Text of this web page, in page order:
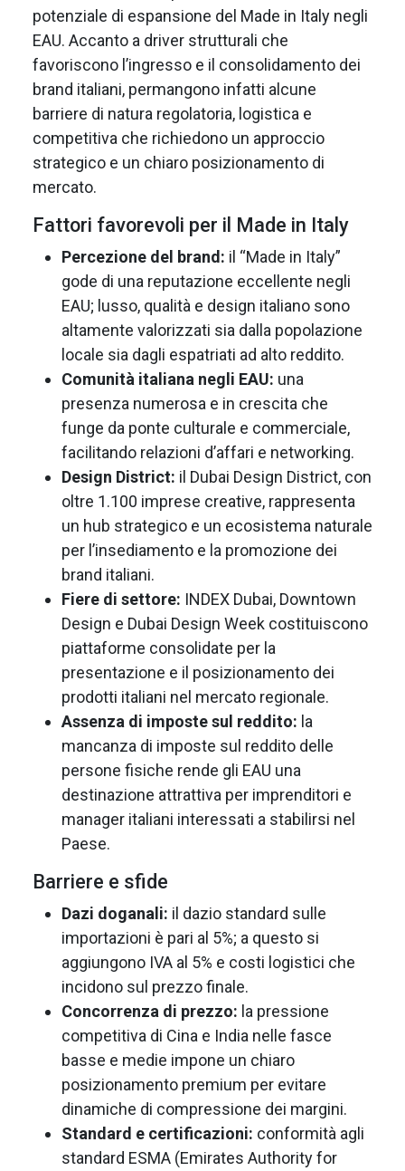
potenziale di espansione del Made in Italy negli
EAU. Accanto a driver strutturali che
favoriscono l’ingresso e il consolidamento dei
brand italiani, permangono infatti alcune
barriere di natura regolatoria, logistica e
competitiva che richiedono un approccio
strategico e un chiaro posizionamento di
mercato.
Fattori favorevoli per il Made in Italy
Percezione del brand: il “Made in Italy”
gode di una reputazione eccellente negli
EAU; lusso, qualità e design italiano sono
altamente valorizzati sia dalla popolazione
locale sia dagli espatriati ad alto reddito.
Comunità italiana negli EAU: una
presenza numerosa e in crescita che
funge da ponte culturale e commerciale,
facilitando relazioni d’affari e networking.
Design District: il Dubai Design District, con
oltre 1.100 imprese creative, rappresenta
un hub strategico e un ecosistema naturale
per l’insediamento e la promozione dei
brand italiani.
Fiere di settore: INDEX Dubai, Downtown
Design e Dubai Design Week costituiscono
piattaforme consolidate per la
presentazione e il posizionamento dei
prodotti italiani nel mercato regionale.
Assenza di imposte sul reddito: la
mancanza di imposte sul reddito delle
persone fisiche rende gli EAU una
destinazione attrattiva per imprenditori e
manager italiani interessati a stabilirsi nel
Paese.
Barriere e sfide
Dazi doganali: il dazio standard sulle
importazioni è pari al 5%; a questo si
aggiungono IVA al 5% e costi logistici che
incidono sul prezzo finale.
Concorrenza di prezzo: la pressione
competitiva di Cina e India nelle fasce
basse e medie impone un chiaro
posizionamento premium per evitare
dinamiche di compressione dei margini.
Standard e certificazioni: conformità agli
standard ESMA (Emirates Authority for